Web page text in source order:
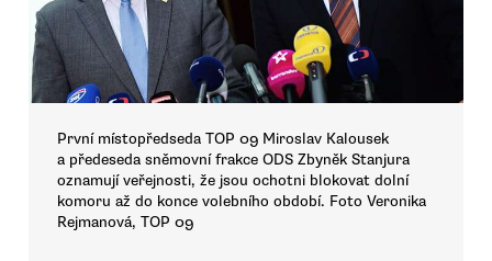
První místopředseda TOP 09 Miroslav Kalousek
a předeseda sněmovní frakce ODS Zbyněk Stanjura
oznamují veřejnosti, že jsou ochotni blokovat dolní
komoru až do konce volebního období. Foto Veronika
Rejmanová, TOP 09